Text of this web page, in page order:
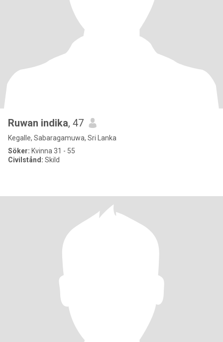
Ruwan indika, 47
Kegalle, Sabaragamuwa, Sri Lanka
Söker: Kvinna 31 - 55
Civilstånd: Skild